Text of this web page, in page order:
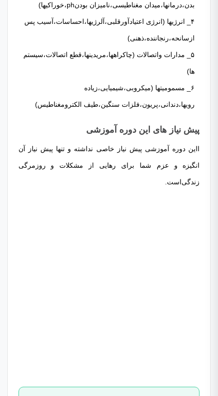
بدن،درمانها،میدان مغناطیسی،نامیزان بودنph،خوراکیها)
۴_ انرژیها (انرژی اعتیادآورقلبی،آلرژیها،احساسات،آسیب پس
ازسانحه،رنجاننده،ذهنی)
۵_ مدارات واتصالات (چاکراهها،مریدینها،قطع اتصالات،سیستم
ها)
۶_ مسمومیتها (میکروبی،شیمیایی،زیاده
رویها،دندانی،پریون،فلزات سنگین،طیف الکترومغناطیس)
پیش نیاز های این دوره آموزشی
ااین دوره آموزشی پیش نیاز خاصی نداشته و تنها پیش نیاز آن
انگیزه و عزم شما برای رهایی از مشکلات و روزمرگی
زندگی‌است.